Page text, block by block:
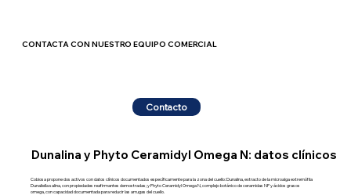
CONTACTA CON NUESTRO EQUIPO COMERCIAL
Contacto
Dunalina y Phyto Ceramidyl Omega N: datos clínicos
Cobiosa propone dos activos con datos clínicos documentados específicamente para la zona del cuello: Dunalina, extracto de la microalga extremófila
Dunaliella salina, con propiedades reafirmantes demostradas; y Phyto Ceramidyl Omega N, complejo botánico de ceramidas NP y ácidos grasos
omega, con capacidad documentada para reducir las arrugas del cuello.